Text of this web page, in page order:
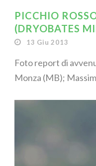
PICCHIO
(DRYOBATES
13 Giu 2013
Foto report di
Monza (MB);